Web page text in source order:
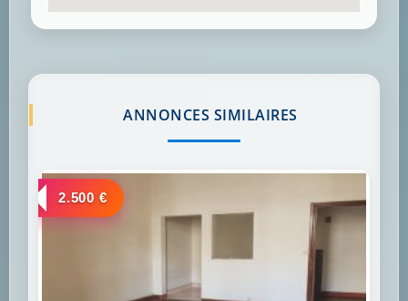
ANNONCES SIMILAIRES
a louer
2.500 €